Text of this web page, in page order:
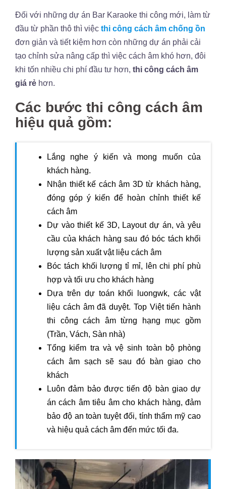
Đối với những dự án Bar Karaoke thi công mới, làm từ
đầu từ phần thô thì việc thi công cách âm chống ồn
đơn giản và tiết kiệm hơn còn những dự án phải cải
tạo chỉnh sửa nâng cấp thì việc cách âm khó hơn, đôi
khi tốn nhiều chi phí đầu tư hơn, thi công cách âm
giá rẻ hơn.
Các bước thi công cách âm
hiệu quả gồm:
Lắng nghe ý kiến và mong muốn của
khách hàng.
Nhận thiết kế cách âm 3D từ khách hàng,
đóng góp ý kiến để hoàn chỉnh thiết kế
cách âm
Dự vào thiết kế 3D, Layout dự án, và yêu
cầu của khách hàng sau đó bóc tách khối
lượng sản xuất vật liệu cách âm
Bóc tách khối lượng tỉ mỉ, lên chi phí phù
hợp và tối ưu cho khách hàng
Dựa trên dự toán khối luongwk, các vật
liệu cách âm đã duyệt. Top Việt tiến hành
thi công cách âm từng hạng mục gồm
(Trần, Vách, Sàn nhà)
Tổng kiểm tra và vệ sinh toàn bộ phòng
cách âm sạch sẽ sau đó bàn giao cho
khách
Luôn đảm bảo được tiến độ bàn giao dự
án cách âm tiêu âm cho khách hàng, đảm
bảo độ an toàn tuyệt đối, tính thẩm mỹ cao
và hiệu quả cách âm đến mức tối đa.